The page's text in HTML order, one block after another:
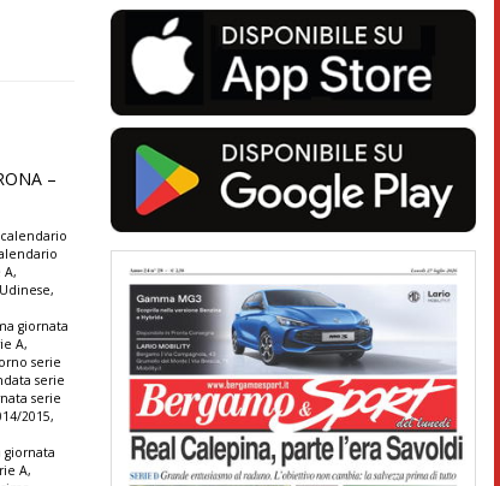
–
calendario
A,
,
giornata
A,
serie
serie
serie
2015,
A,